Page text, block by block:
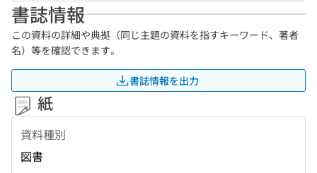
書誌情報
この資料の詳細や典拠（同じ主題の資料を指すキーワード、著者
名）等を確認できます。
書誌情報を出力
紙
資料種別
図書